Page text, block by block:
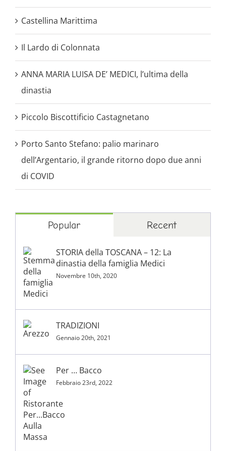
Castellina Marittima
Il Lardo di Colonnata
ANNA MARIA LUISA DE’ MEDICI, l’ultima della
dinastia
Piccolo Biscottificio Castagnetano
Porto Santo Stefano: palio marinaro
dell’Argentario, il grande ritorno dopo due anni
di COVID
Popular Recent
STORIA della TOSCANA – 12: La
dinastia della famiglia Medici
Novembre 10th, 2020
TRADIZIONI
Gennaio 20th, 2021
Per … Bacco
Febbraio 23rd, 2022